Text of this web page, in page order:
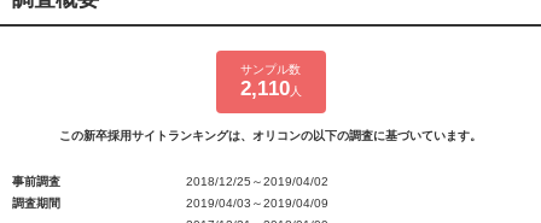
サンプル数
2,110人
この新卒採用サイトランキングは、オリコンの以下の調査に基づいています。
事前調査
2018/12/25～2019/04/02
調査期間
2019/04/03～2019/04/09